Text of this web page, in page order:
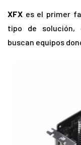
XFX es el primer
tipo de solución,
buscan equipos